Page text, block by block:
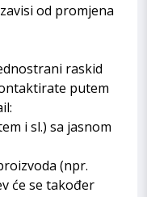
od promjena
raskid
putem
i sl.) sa jasnom
(npr.
će se također